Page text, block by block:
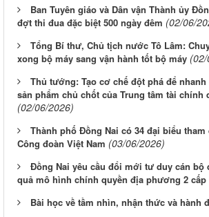
Ban Tuyên giáo và Dân vận Thành ủy
đợt thi đua đặc biệt 500 ngày đêm (02/06/
Tổng Bí thư, Chủ tịch nước Tô Lâm:
xong bộ máy sang vận hành tốt bộ máy
Thủ tướng: Tạo cơ chế đột phá để
sản phẩm chủ chốt của Trung tâm tài chính
(02/06/2026)
Thành phố Đồng Nai có 34 đại biểu
Công đoàn Việt Nam (03/06/2026)
Đồng Nai yêu cầu đổi mới tư duy cán bộ
quả mô hình chính quyền địa phương 2 cấp
Bài học về tầm nhìn, nhận thức và hành